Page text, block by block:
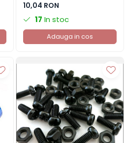
10,04 RON
17 In stoc
Adauga in cos